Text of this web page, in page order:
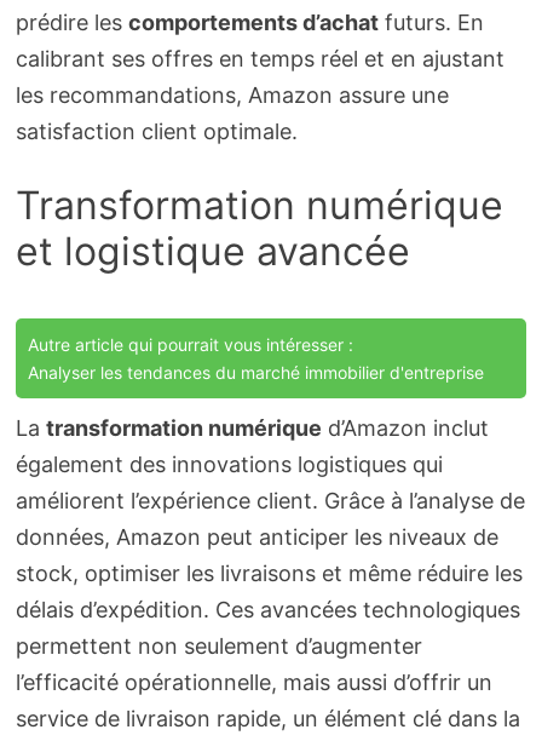
prédire les comportements d’achatfuturs. En
calibrant ses offres en temps réel et en ajustant
les recommandations, Amazon assure une
satisfaction client optimale.
Transformation numérique
et logistique avancée
Autre article qui pourrait vous intéresser :
Analyser les tendances du marché immobilier d'entreprise
La transformation numérique d’Amazon inclut
également des innovations logistiques qui
améliorent l’expérience client. Grâce à l’analyse de
données, Amazon peut anticiper les niveaux de
stock, optimiser les livraisons et même réduire les
délais d’expédition. Ces avancées technologiques
permettent non seulement d’augmenter
l’efficacité opérationnelle, mais aussi d’offrir un
service de livraison rapide, un élément clé dans la